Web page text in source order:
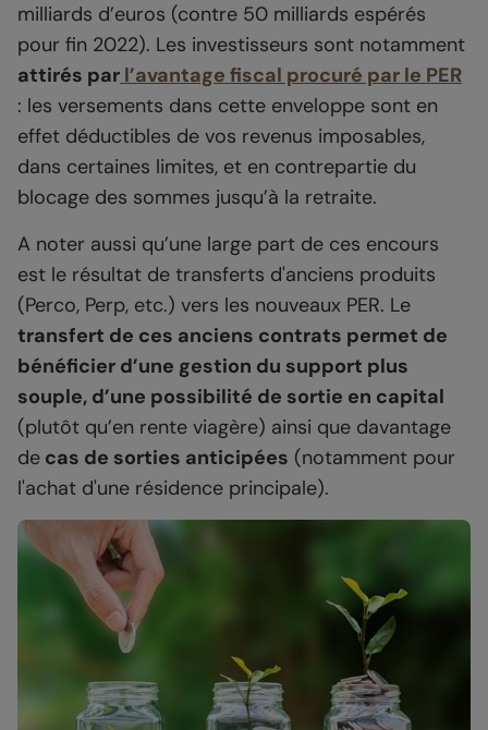
milliards d’euros (contre 50 milliards espérés
pour fin 2022). Les investisseurs sont notamment
attirés par l’avantage fiscal procuré par le PER
: les versements dans cette enveloppe sont en
effet déductibles de vos revenus imposables,
dans certaines limites, et en contrepartie du
blocage des sommes jusqu’à la retraite.
A noter aussi qu’une large part de ces encours
est le résultat de transferts d'anciens produits
(Perco, Perp, etc.) vers les nouveaux PER. Le
transfert de ces anciens contrats permet de
bénéficier d’une gestion du support plus
souple, d’une possibilité de sortie en capital
(plutôt qu’en rente viagère) ainsi que davantage
de cas de sorties anticipées (notamment pour
l'achat d'une résidence principale).